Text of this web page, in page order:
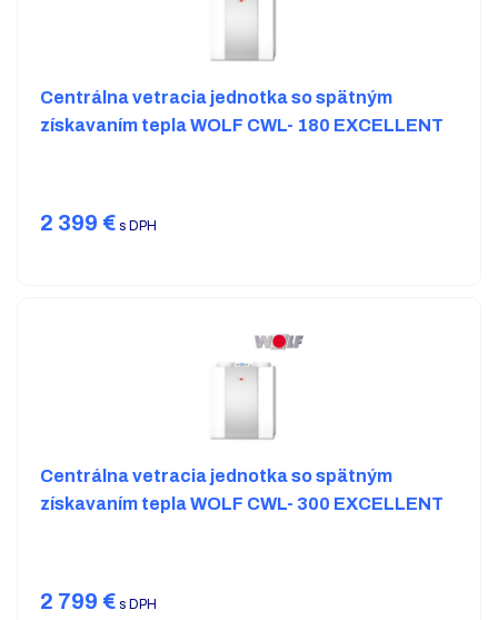
Centrálna vetracia jednotka so spätným
získavaním tepla WOLF CWL- 180 EXCELLENT
2 399 € s DPH
Centrálna vetracia jednotka so spätným
získavaním tepla WOLF CWL- 300 EXCELLENT
2 799 € s DPH